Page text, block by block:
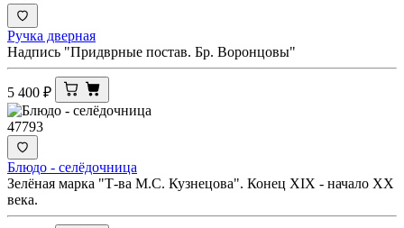
Ручка дверная
Надпись "Придврные постав. Бр. Воронцовы"
5 400 ₽
47793
Блюдо - селёдочница
Зелёная марка "Т-ва М.С. Кузнецова". Конец XIX - начало ХХ
века.